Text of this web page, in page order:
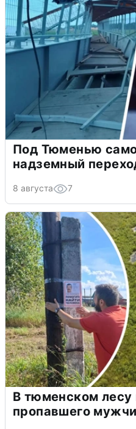
Под Тюменью
надземный
8 августа 7
В тюменском лесу
пропавшего